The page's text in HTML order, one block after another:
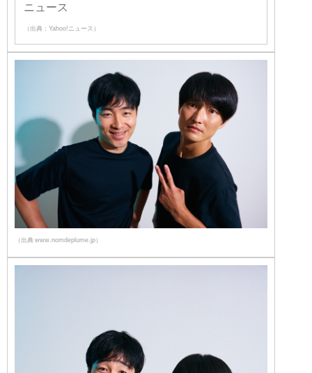
ニュース
（出典：Yahoo!ニュース）
（出典 www.nomdeplume.jp）